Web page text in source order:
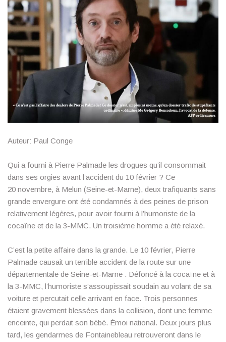
Auteur: Paul Conge
Qui a fourni à Pierre Palmade les drogues qu’il consommait
dans ses orgies avant l’accident du 10 février ? Ce
20 novembre, à Melun (Seine-et-Marne), deux trafiquants sans
grande envergure ont été condamnés à des peines de prison
relativement légères, pour avoir fourni à l’humoriste de la
cocaïne et de la 3-MMC. Un troisième homme a été relaxé.
C’est la petite affaire dans la grande. Le 10 février, Pierre
Palmade causait un terrible accident de la route sur une
départementale de Seine-et-Marne . Défoncé à la cocaïne et à
la 3-MMC, l’humoriste s’assoupissait soudain au volant de sa
voiture et percutait celle arrivant en face. Trois personnes
étaient gravement blessées dans la collision, dont une femme
enceinte, qui perdait son bébé. Émoi national. Deux jours plus
tard, les gendarmes de Fontainebleau retrouveront dans le